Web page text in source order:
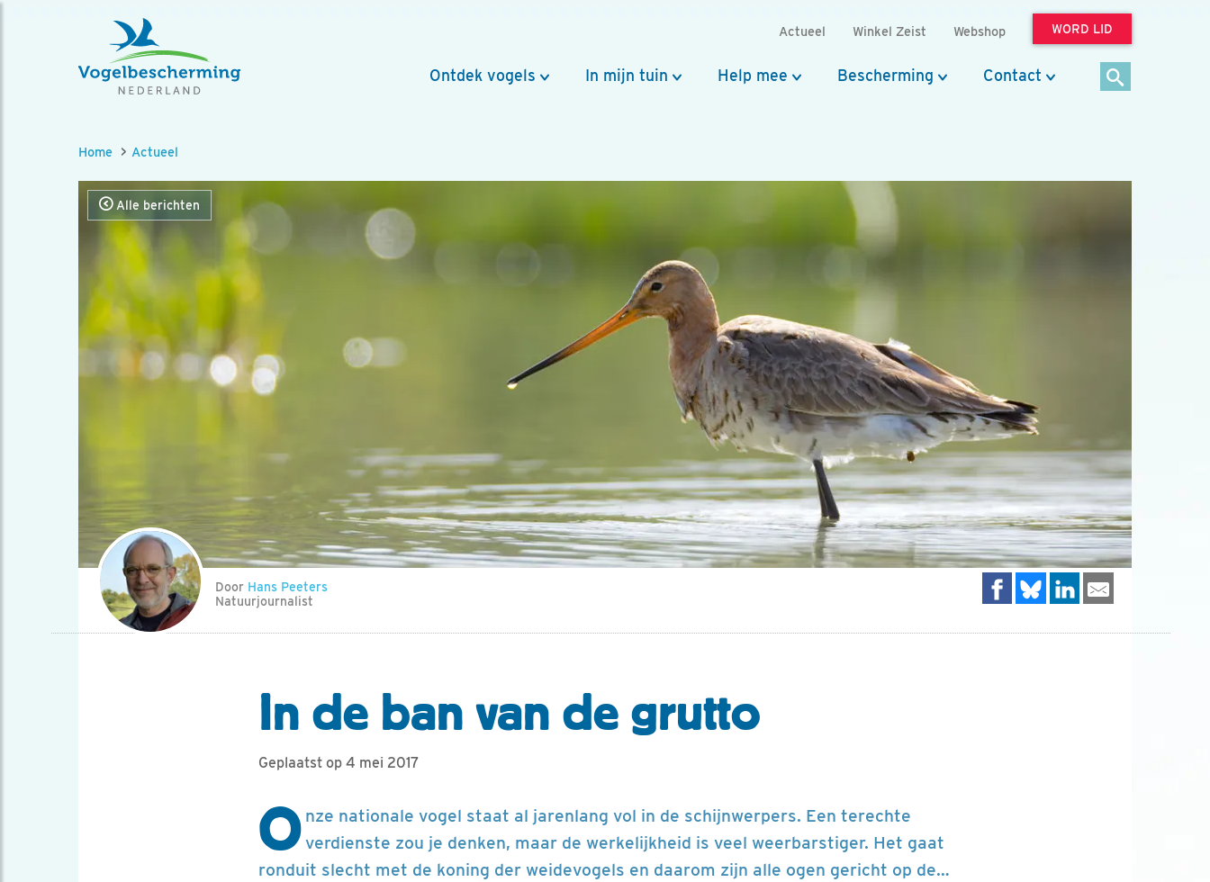
Actueel Winkel Zeist Webshop WORD LID
Ontdek vogels In mijn tuin Help mee Bescherming Contact
Home Actueel
Alle berichten
Door Hans Peeters
Natuurjournalist
In de ban van de grutto
Geplaatst op 4 mei 2017
O nze nationale vogel staat al jarenlang vol in de schijnwerpers. Een terechte
verdienste zou je denken, maar de werkelijkheid is veel weerbarstiger. Het gaat
ronduit slecht met de koning der weidevogels en daarom zijn alle ogen gericht op de…